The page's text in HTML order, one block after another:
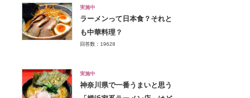
実施中
ラーメンって日本食？それと
も中華料理？
回答数：19628
実施中
神奈川県で一番うまいと思う